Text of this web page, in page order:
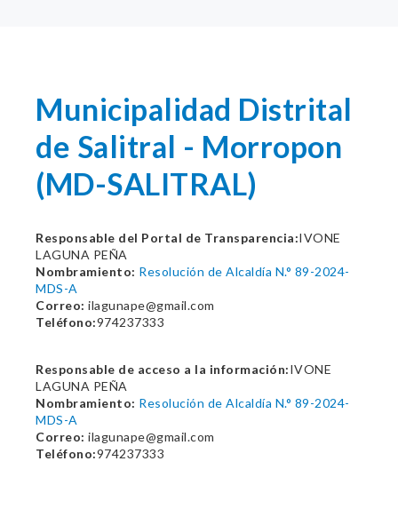
Municipalidad Distrital
de Salitral - Morropon
(MD-SALITRAL)
Responsable del Portal de Transparencia:IVONE
LAGUNA PEÑA
Nombramiento: Resolución de Alcaldía N.° 89-2024-
MDS-A
Correo: ilagunape@gmail.com
Teléfono:974237333
Responsable de acceso a la información:IVONE
LAGUNA PEÑA
Nombramiento: Resolución de Alcaldía N.° 89-2024-
MDS-A
Correo: ilagunape@gmail.com
Teléfono:974237333